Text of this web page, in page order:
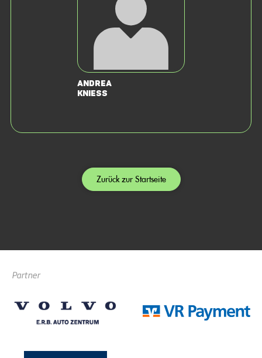
Andrea
Kniess
Zurück zur Startseite
Partner